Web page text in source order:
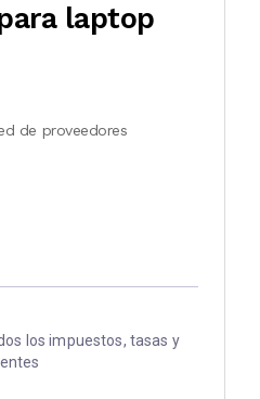
laptop
de proveedores
los impuestos, tasas y